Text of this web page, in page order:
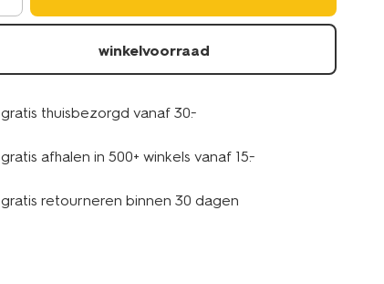
winkelvoorraad
gratis thuisbezorgd vanaf 30.-
gratis afhalen in 500+ winkels vanaf 15.-
gratis retourneren binnen 30 dagen